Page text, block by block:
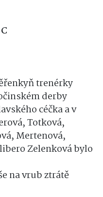
trenérky
derby
céčka a v
Totková,
Mertenová,
Zelenková bylo
na vrub ztrátě